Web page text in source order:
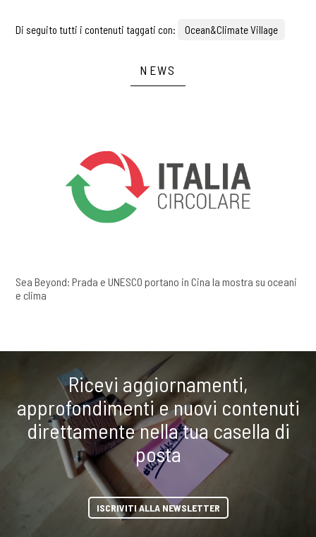
Di seguito tutti i contenuti taggati con: Ocean&Climate Village
NEWS
Sea Beyond: Prada e UNESCO portano in Cina la mostra su oceani
e clima
Ricevi aggiornamenti,
approfondimenti e nuovi contenuti
direttamente nella tua casella di
posta
ISCRIVITI ALLA NEWSLETTER